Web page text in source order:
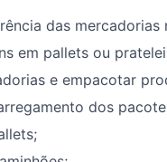
das
em pallets ou
e empacotar
dos